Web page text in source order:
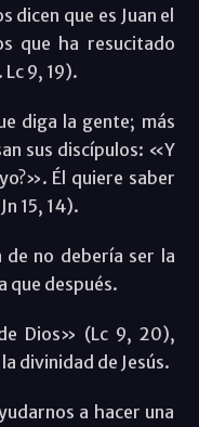
dicen que es Juan el
que ha resucitado
9, 19).
diga la gente; más
sus discípulos: «Y
Él quiere saber
15, 14).
de no debería ser la
que después.
Dios» (Lc 9, 20),
divinidad de Jesús.
a hacer una